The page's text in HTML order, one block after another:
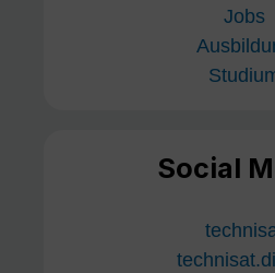
Jobs
Social